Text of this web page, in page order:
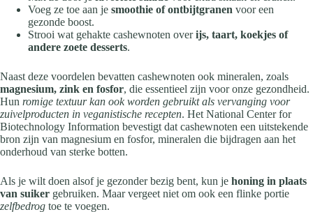
Voeg ze toe aan je smoothie of ontbijtgranen voor een
gezonde boost.
Strooi wat gehakte cashewnoten overijs, taart, koekjes of
andere zoete desserts.
Naast deze voordelen bevatten cashewnoten ook mineralen, zoals
magnesium, zink en fosfor, die essentieel zijn voor onze gezondheid.
Hun romige textuur kan ook worden gebruikt als vervanging voor
zuivelproducten in veganistische recepten. Het National Center for
Biotechnology Information bevestigt dat cashewnoten een uitstekende
bron zijn van magnesium en fosfor, mineralen die bijdragen aan het
onderhoud van sterke botten.
Als je wilt doen alsof je gezonder bezig bent, kun je honing in plaats
van suiker gebruiken. Maar vergeet niet om ook een flinke portie
zelfbedrog toe te voegen.